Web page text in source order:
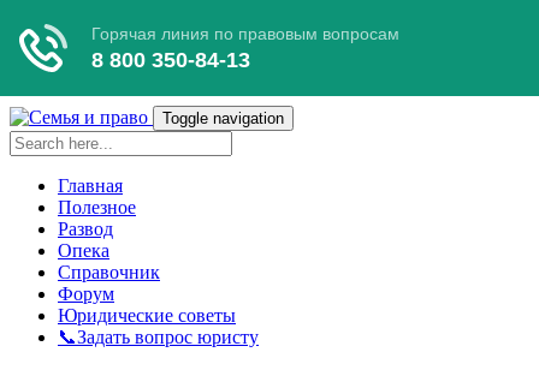
Toggle navigation
Главная
Полезное
Развод
Опека
Справочник
Форум
Юридические советы
📞Задать вопрос юристу